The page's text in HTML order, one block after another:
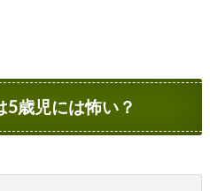
5歳児には怖い？